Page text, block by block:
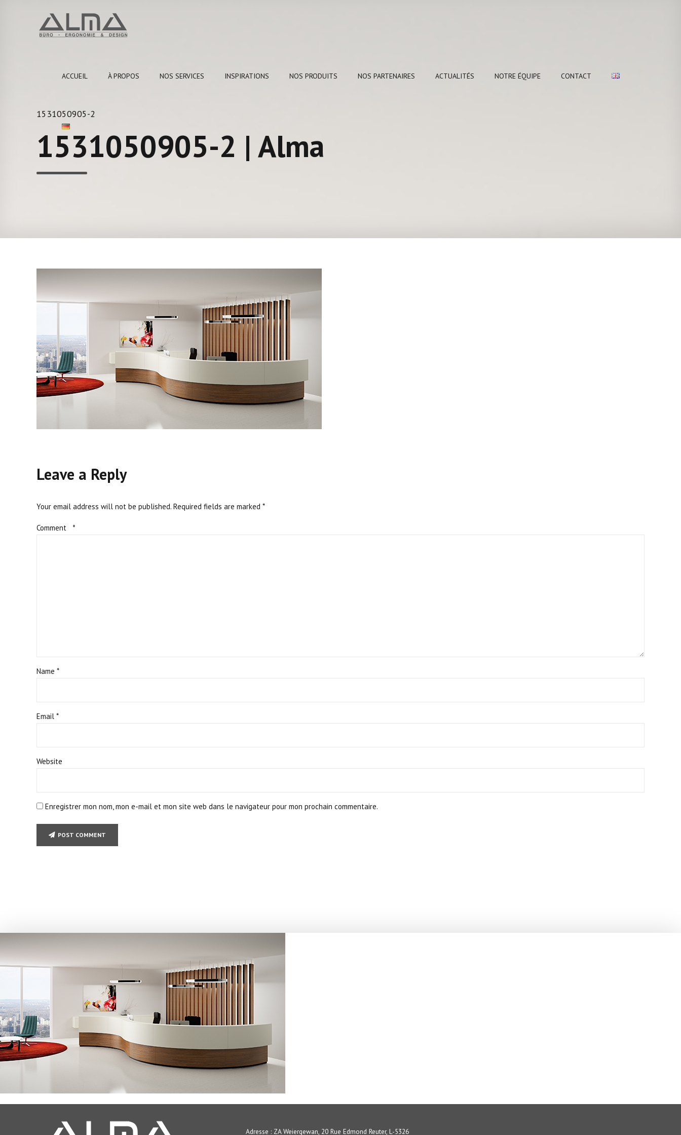
ACCUEIL À PROPOS NOS SERVICES INSPIRATIONS NOS PRODUITS NOS PARTENAIRES ACTUALITÉS NOTRE ÉQUIPE CONTACT
1531050905-2
1531050905-2 | Alma
Leave a Reply
Your email address will not be published. Required fields are marked *
Comment *
Name *
Email *
Website
Enregistrer mon nom, mon e-mail et mon site web dans le navigateur pour mon prochain commentaire.
POST COMMENT
Adresse : ZA Weiergewan, 20 Rue Edmond Reuter, L-5326